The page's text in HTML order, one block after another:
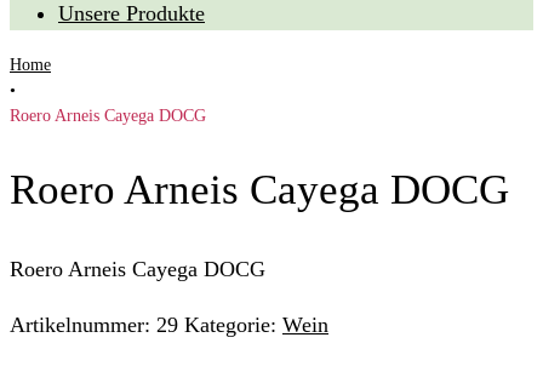
Unsere Produkte
Home
•
Roero Arneis Cayega DOCG
Roero Arneis Cayega DOCG
Roero Arneis Cayega DOCG
Artikelnummer: 29 Kategorie: Wein